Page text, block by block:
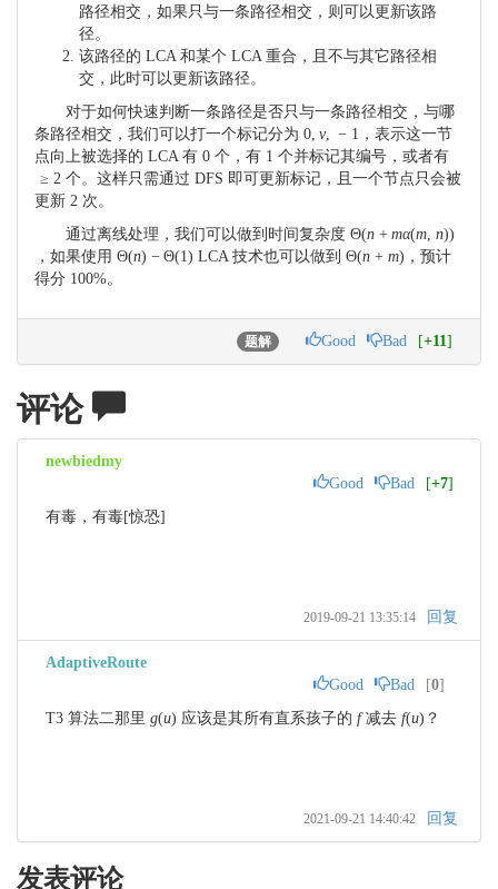
路径相交，如果只与一条路径相交，则可以更新该路
径。
该路径的 LCA 和某个 LCA 重合，且不与其它路径相
交，此时可以更新该路径。
对于如何快速判断一条路径是否只与一条路径相交，与哪
条路径相交，我们可以打一个标记分为 0, v, − 1 ，表示这一节
点向上被选择的 LCA 有 0 个，有 1 个并标记其编号，或者有
≥ 2 个。这样只需通过 DFS 即可更新标记，且一个节点只会被
更新 2 次。
通过离线处理，我们可以做到时间复杂度 Θ(n + mα(m, n))
，如果使用 Θ(n) − Θ(1) LCA 技术也可以做到Θ(n + m) ，预计
得分 100%。
题解 Good Bad [+11]
评论
newbiedmy
Good
Bad [+7]
有毒，有毒[惊恐]
2019-09-21 13:35:14 回复
AdaptiveRoute
Good
Bad [0]
T3 算法二那里 g(u) 应该是其所有直系孩子的 f 减去 f(u) ？
2021-09-21 14:40:42 回复
发表评论